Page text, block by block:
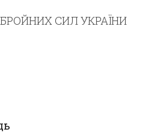
СИЛ УКРАЇНИ